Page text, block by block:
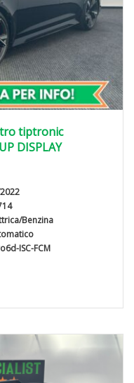
tiptronic
DISPLAY
Benzina
ISC-FCM